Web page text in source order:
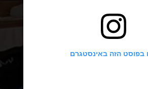
בפוסט הזה באינסטגרם